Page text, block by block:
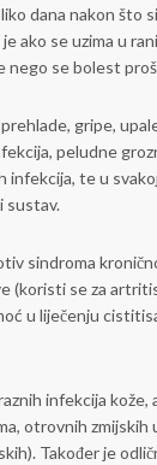
dana nakon što
ako se uzima u
nego se bolest
gripe,
peludne
infekcija, te u
sustav.
sindroma
(koristi se za
u liječenju
infekcija kože,
otrovnih zmijskih
Također je